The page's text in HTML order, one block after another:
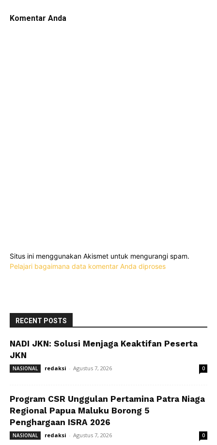
Komentar Anda
Situs ini menggunakan Akismet untuk mengurangi spam.
Pelajari bagaimana data komentar Anda diproses
RECENT POSTS
NADI JKN: Solusi Menjaga Keaktifan Peserta
JKN
NASIONAL redaksi - Agustus 7, 2026 0
Program CSR Unggulan Pertamina Patra Niaga
Regional Papua Maluku Borong 5
Penghargaan ISRA 2026
NASIONAL redaksi - Agustus 7, 2026 0